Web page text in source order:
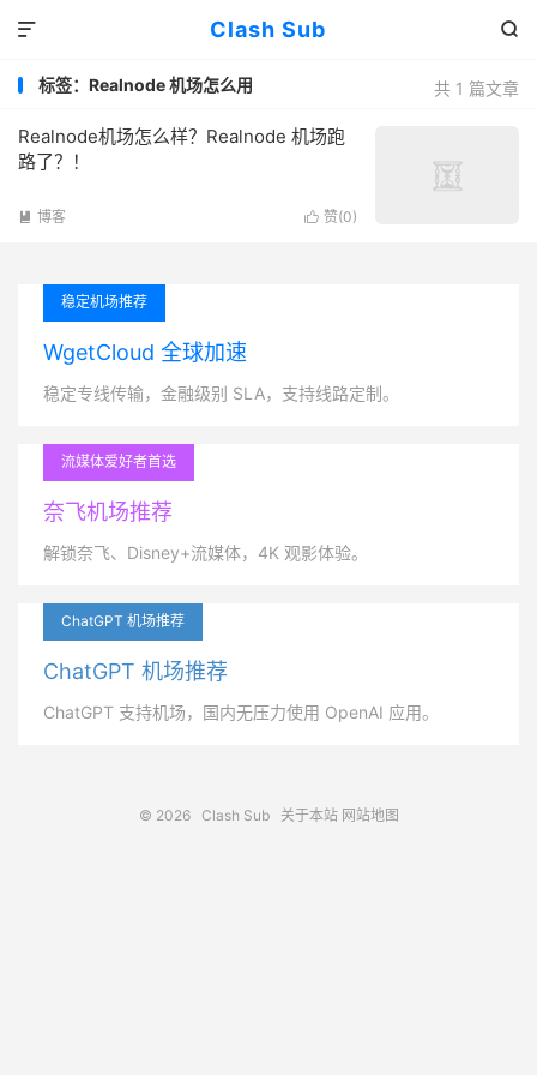
Clash Sub 

共 1 篇文章
标签：Realnode 机场怎么用
Realnode机场怎么样？Realnode 机场跑
路了？！
 赞(0)
 博客
稳定机场推荐
WgetCloud 全球加速
稳定专线传输，金融级别 SLA，支持线路定制。
流媒体爱好者首选
奈飞机场推荐
解锁奈飞、Disney+流媒体，4K 观影体验。
ChatGPT 机场推荐
ChatGPT 机场推荐
ChatGPT 支持机场，国内无压力使用 OpenAI 应用。
© 2026 Clash Sub 关于本站 网站地图